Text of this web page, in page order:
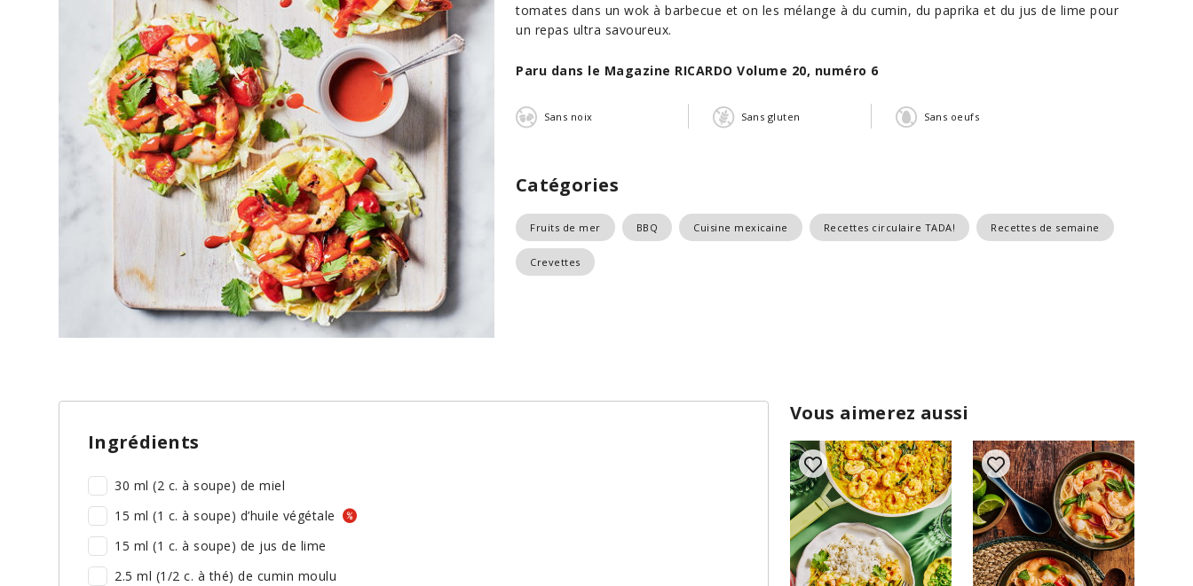
tomates dans un wok à barbecue et on les mélange à du cumin, du paprika et du jus de lime pour
un repas ultra savoureux.
Paru dans le Magazine RICARDO Volume 20, numéro 6
Sans noix Sans gluten Sans oeufs
Catégories
Fruits de mer BBQ Cuisine mexicaine Recettes circulaire TADA! Recettes de semaine
Crevettes
Vous aimerez aussi
Ingrédients
30 ml (2 c. à soupe) de miel
15 ml (1 c. à soupe) d’huile végétale
15 ml (1 c. à soupe) de jus de lime
2.5 ml (1/2 c. à thé) de cumin moulu